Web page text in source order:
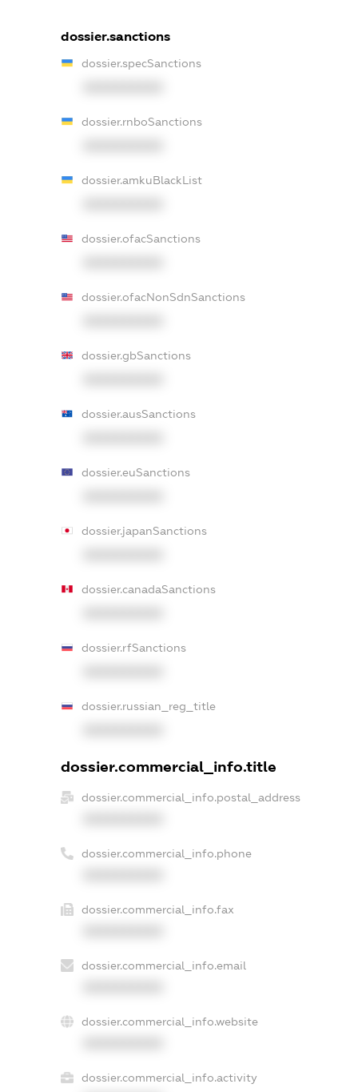
dossier.sanctions
dossier.specSanctions
dossier.rnboSanctions
dossier.amkuBlackList
dossier.ofacSanctions
dossier.ofacNonSdnSanctions
dossier.gbSanctions
dossier.ausSanctions
dossier.euSanctions
dossier.japanSanctions
dossier.canadaSanctions
dossier.rfSanctions
dossier.russian_reg_title
dossier.commercial_info.title
dossier.commercial_info.postal_address
dossier.commercial_info.phone
dossier.commercial_info.fax
dossier.commercial_info.email
dossier.commercial_info.website
dossier.commercial_info.activity